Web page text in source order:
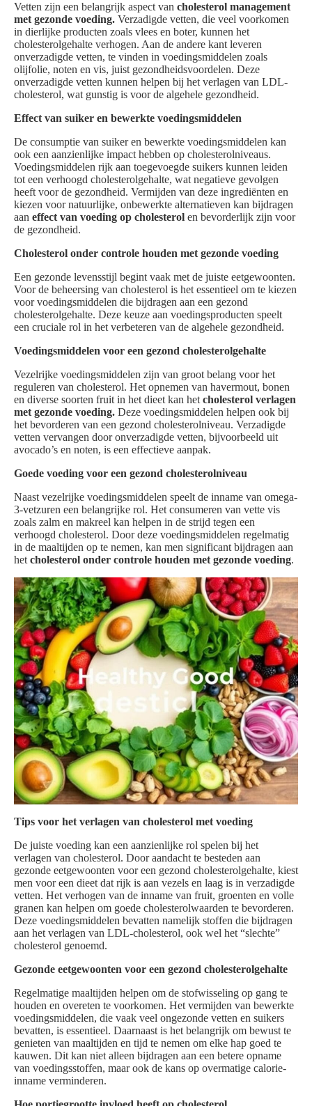
Vetten zijn een belangrijk aspect van cholesterol management
met gezonde voeding. Verzadigde vetten, die veel voorkomen
in dierlijke producten zoals vlees en boter, kunnen het
cholesterolgehalte verhogen. Aan de andere kant leveren
onverzadigde vetten, te vinden in voedingsmiddelen zoals
olijfolie, noten en vis, juist gezondheidsvoordelen. Deze
onverzadigde vetten kunnen helpen bij het verlagen van LDL-
cholesterol, wat gunstig is voor de algehele gezondheid.
Effect van suiker en bewerkte voedingsmiddelen
De consumptie van suiker en bewerkte voedingsmiddelen kan
ook een aanzienlijke impact hebben op cholesterolniveaus.
Voedingsmiddelen rijk aan toegevoegde suikers kunnen leiden
tot een verhoogd cholesterolgehalte, wat negatieve gevolgen
heeft voor de gezondheid. Vermijden van deze ingrediënten en
kiezen voor natuurlijke, onbewerkte alternatieven kan bijdragen
aan effect van voeding op cholesterol en bevorderlijk zijn voor
de gezondheid.
Cholesterol onder controle houden met gezonde voeding
Een gezonde levensstijl begint vaak met de juiste eetgewoonten.
Voor de beheersing van cholesterol is het essentieel om te kiezen
voor voedingsmiddelen die bijdragen aan een gezond
cholesterolgehalte. Deze keuze aan voedingsproducten speelt
een cruciale rol in het verbeteren van de algehele gezondheid.
Voedingsmiddelen voor een gezond cholesterolgehalte
Vezelrijke voedingsmiddelen zijn van groot belang voor het
reguleren van cholesterol. Het opnemen van havermout, bonen
en diverse soorten fruit in het dieet kan het cholesterol verlagen
met gezonde voeding. Deze voedingsmiddelen helpen ook bij
het bevorderen van een gezond cholesterolniveau. Verzadigde
vetten vervangen door onverzadigde vetten, bijvoorbeeld uit
avocado’s en noten, is een effectieve aanpak.
Goede voeding voor een gezond cholesterolniveau
Naast vezelrijke voedingsmiddelen speelt de inname van omega-
3-vetzuren een belangrijke rol. Het consumeren van vette vis
zoals zalm en makreel kan helpen in de strijd tegen een
verhoogd cholesterol. Door deze voedingsmiddelen regelmatig
in de maaltijden op te nemen, kan men significant bijdragen aan
het cholesterol onder controle houden met gezonde voeding.
Tips voor het verlagen van cholesterol met voeding
De juiste voeding kan een aanzienlijke rol spelen bij het
verlagen van cholesterol. Door aandacht te besteden aan
gezonde eetgewoonten voor een gezond cholesterolgehalte, kiest
men voor een dieet dat rijk is aan vezels en laag is in verzadigde
vetten. Het verhogen van de inname van fruit, groenten en volle
granen kan helpen om goede cholesterolwaarden te bevorderen.
Deze voedingsmiddelen bevatten namelijk stoffen die bijdragen
aan het verlagen van LDL-cholesterol, ook wel het “slechte”
cholesterol genoemd.
Gezonde eetgewoonten voor een gezond cholesterolgehalte
Regelmatige maaltijden helpen om de stofwisseling op gang te
houden en overeten te voorkomen. Het vermijden van bewerkte
voedingsmiddelen, die vaak veel ongezonde vetten en suikers
bevatten, is essentieel. Daarnaast is het belangrijk om bewust te
genieten van maaltijden en tijd te nemen om elke hap goed te
kauwen. Dit kan niet alleen bijdragen aan een betere opname
van voedingsstoffen, maar ook de kans op overmatige calorie-
inname verminderen.